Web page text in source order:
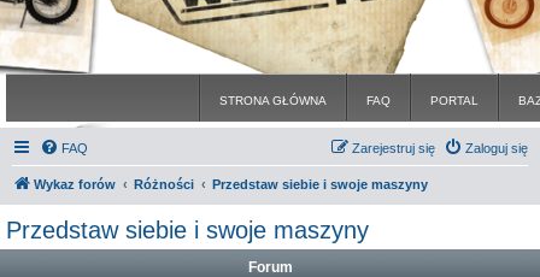
STRONA GŁÓWNA FAQ PORTAL
FAQ Zaloguj się
Zarejestruj się
Wykaz forów Różności Przedstaw siebie i swoje maszyny
Przedstaw siebie i swoje maszyny
Forum